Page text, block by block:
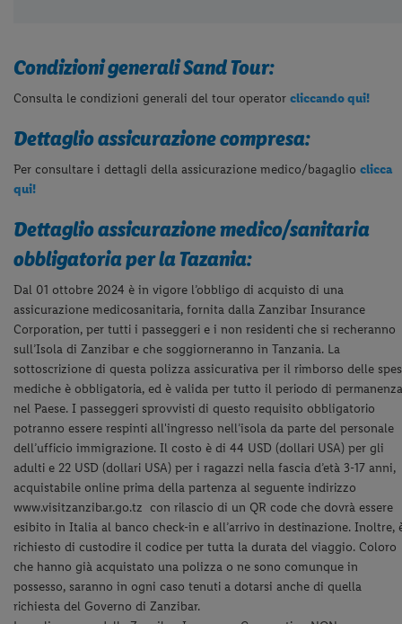
Condizioni generali Sand Tour:
Consulta le condizioni generali del tour operator cliccando qui!
Dettaglio assicurazione compresa:
Per consultare i dettagli della assicurazione medico/bagaglioclicca
qui!
Dettaglio assicurazione medico/sanitaria
obbligatoria per la Tazania:
Dal 01 ottobre 2024 è in vigore l’obbligo di acquisto di una
assicurazione medicosanitaria, fornita dalla Zanzibar Insurance
Corporation, per tutti i passeggeri e i non residenti che si recheranno
sull’Isola di Zanzibar e che soggiorneranno in Tanzania. La
sottoscrizione di questa polizza assicurativa per il rimborso delle
mediche è obbligatoria, ed è valida per tutto il periodo di
nel Paese.I passeggeri sprovvisti di questo requisito obbligatorio
potranno essere respinti all'ingresso nell’isola da parte del personale
dell’ufficio immigrazione.Il costo è di 44 USD (dollari USA) per gli
adulti e 22 USD (dollari USA) per i ragazzi nella fascia d’età 3-17 anni,
acquistabile online prima della partenza al seguente indirizzo
www.visitzanzibar.go.tz con rilascio di un QR code che dovrà essere
esibito in Italia al banco check-in e all’arrivo in destinazione. Inoltre,
richiesto di custodire il codice per tutta la durata del viaggio. Coloro
che hanno già acquistato una polizza o ne sono comunque in
possesso, saranno in ogni caso tenuti a dotarsi anche di quella
richiesta del Governo di Zanzibar.